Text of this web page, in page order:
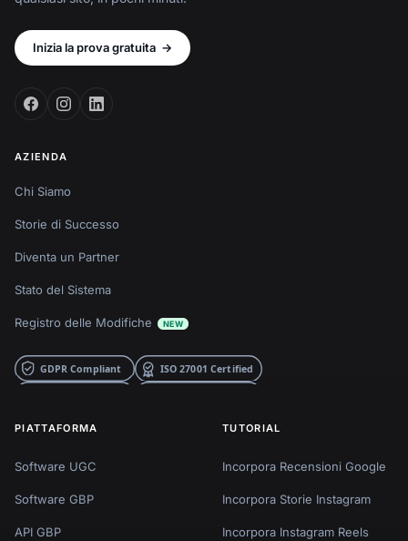
Inizia la prova gratuita →
AZIENDA
Chi Siamo
Storie di Successo
Diventa un Partner
Stato del Sistema
Registro delle Modifiche NEW
PIATTAFORMA
Software UGC
Software GBP
API GBP
TUTORIAL
Incorpora Recensioni Google
Incorpora Storie Instagram
Incorpora Instagram Reels